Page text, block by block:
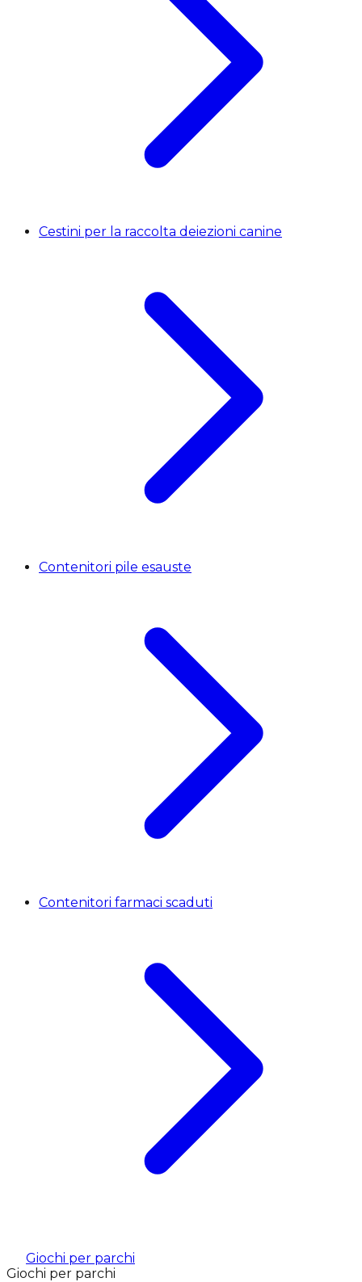
Cestini per la raccolta deiezioni canine
Contenitori pile esauste
Contenitori farmaci scaduti
Giochi per parchi
Giochi per parchi